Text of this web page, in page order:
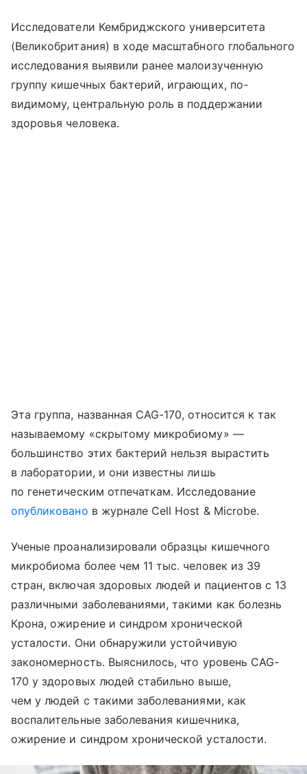
Исследователи Кембриджского университета
(Великобритания) в ходе масштабного глобального
исследования выявили ранее малоизученную
группу кишечных бактерий, играющих, по-
видимому, центральную роль в поддержании
здоровья человека.
Эта группа, названная CAG-170, относится к так
называемому «скрытому микробиому» —
большинство этих бактерий нельзя вырастить
в лаборатории, и они известны лишь
по генетическим отпечаткам. Исследование
опубликовано в журнале Cell Host & Microbe.
Ученые проанализировали образцы кишечного
микробиома более чем 11 тыс. человек из 39
стран, включая здоровых людей и пациентов с 13
различными заболеваниями, такими как болезнь
Крона, ожирение и синдром хронической
усталости. Они обнаружили устойчивую
закономерность. Выяснилось, что уровень CAG-
170 у здоровых людей стабильно выше,
чем у людей с такими заболеваниями, как
воспалительные заболевания кишечника,
ожирение и синдром хронической усталости.